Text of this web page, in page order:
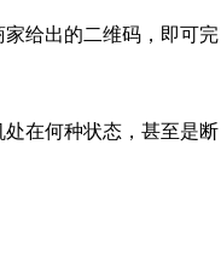
给出的二维码，即可完
在何种状态，甚至是断